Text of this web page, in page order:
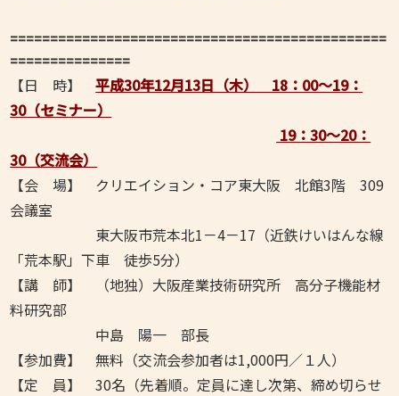
===============================================
===============
【日 時】平成30年12月13日（木） 18：00～19：
30（セミナー）
19：30～20：
30（交流会）
【会 場】 クリエイション・コア東大阪 北館3階 309
会議室
東大阪市荒本北1－4－17（近鉄けいはんな線
「荒本駅」下車 徒歩5分）
【講 師】 （地独）大阪産業技術研究所高分子機能材
料研究部
中島 陽一 部長
【参加費】 無料（交流会参加者は1,000円／１人）
【定 員】 30名（先着順。定員に達し次第、締め切らせ